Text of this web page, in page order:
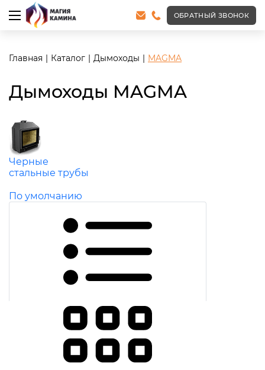
ОБРАТНЫЙ ЗВОНОК
Главная Каталог Дымоходы MAGMA
Дымоходы MAGMA
Черные
стальные трубы
По умолчанию